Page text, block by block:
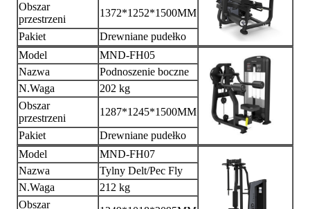
Obszar
przestrzeni
1372*1252*1500MM
Pakiet
Drewniane pudełko
Model
MND-FH05
Nazwa
Podnoszenie boczne
N.Waga
202 kg
Obszar
przestrzeni
1287*1245*1500MM
Pakiet
Drewniane pudełko
Model
MND-FH07
Nazwa
Tylny Delt/Pec Fly
N.Waga
212 kg
Obszar